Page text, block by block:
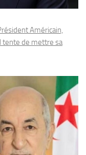
Américain,
tente de mettre sa